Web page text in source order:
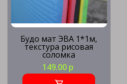
Будо мат ЭВА 1*1м,
текстура рисовая
соломка
149.00 р